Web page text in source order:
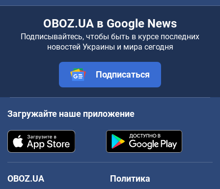
OBOZ.UA в Google News
Подписывайтесь, чтобы быть в курсе последних
новостей Украины и мира сегодня
Подписаться
Загружайте наше приложение
OBOZ.UA
Политика